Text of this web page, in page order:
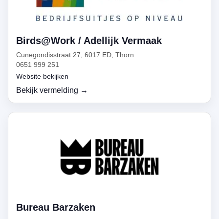
Birds@Work / Adellijk Vermaak
Cunegondisstraat 27, 6017 ED, Thorn
0651 999 251
Website bekijken
Bekijk vermelding →
Bureau Barzaken